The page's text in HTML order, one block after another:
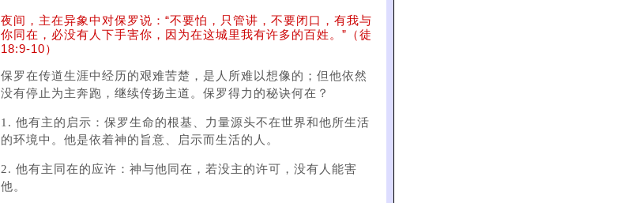
夜间，主在异象中对保罗说：“不要怕，只管讲，不要闭口，有我与
你同在，必没有人下手害你，因为在这城里我有许多的百姓。”（徒
18:9-10）
保罗在传道生涯中经历的艰难苦楚，是人所难以想像的；但他依然
没有停止为主奔跑，继续传扬主道。保罗得力的秘诀何在？
1. 他有主的启示：保罗生命的根基、力量源头不在世界和他所生活
的环境中。他是依着神的旨意、启示而生活的人。
2. 他有主同在的应许：神与他同在，若没主的许可，没有人能害
他。